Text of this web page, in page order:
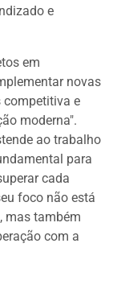
e
em
novas
competitiva e
moderna".
ao trabalho
para
cada
foco não está
mas também
com a